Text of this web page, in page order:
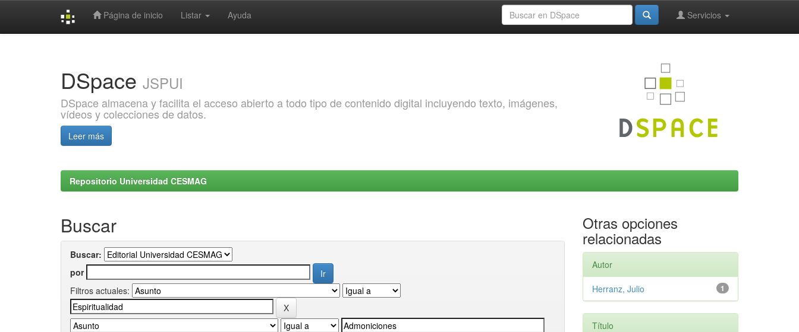
Página de inicio Listar Ayuda Servicios
DSpace JSPUI
DSpace almacena y facilita el acceso abierto a todo tipo de contenido digital incluyendo texto, imágenes,
vídeos y colecciones de datos.
Leer más
Repositorio Universidad CESMAG
Buscar
Buscar:
por
Filtros actuales:
Otras opciones
relacionadas
Autor
1
Herranz, Julio
Título